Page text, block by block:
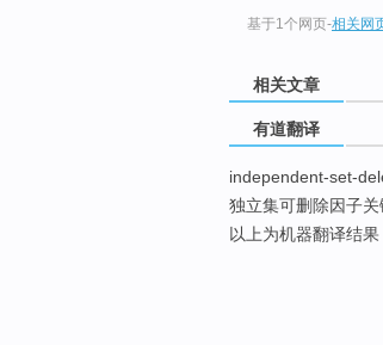
基于1个网页-相关网
相关文章
有道翻译
independent-set-
独立集可删除因子关
以上为机器翻译结